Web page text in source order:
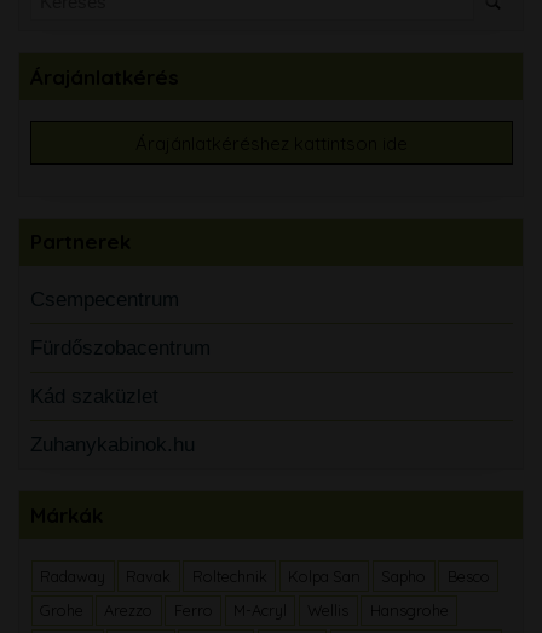
Csempecentrum
Fürdőszobacentrum
Kád szaküzlet
Zuhanykabinok.hu
Roltechnik Kolpa San
Besco
Grohe
Arezzo Ferro M-Acryl Wellis
Hansgrohe